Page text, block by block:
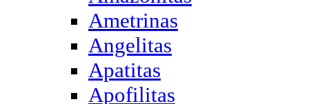
Ametrinas
Angelitas
Apatitas
Apofilitas